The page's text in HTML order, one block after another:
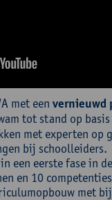
met een vernieuwd
tot stand op
met experten
bij schoolleiders.
een eerste fase in
en 10
met